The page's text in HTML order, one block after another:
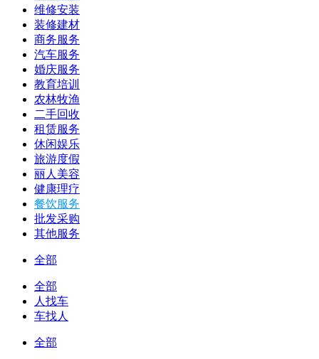
维修安装
装修建材
商务服务
汽车服务
婚庆服务
教育培训
农林牧渔
二手回收
租赁服务
休闲娱乐
旅游度假
丽人美容
健康理疗
餐饮服务
批发采购
其他服务
全部
全部
人找车
车找人
全部